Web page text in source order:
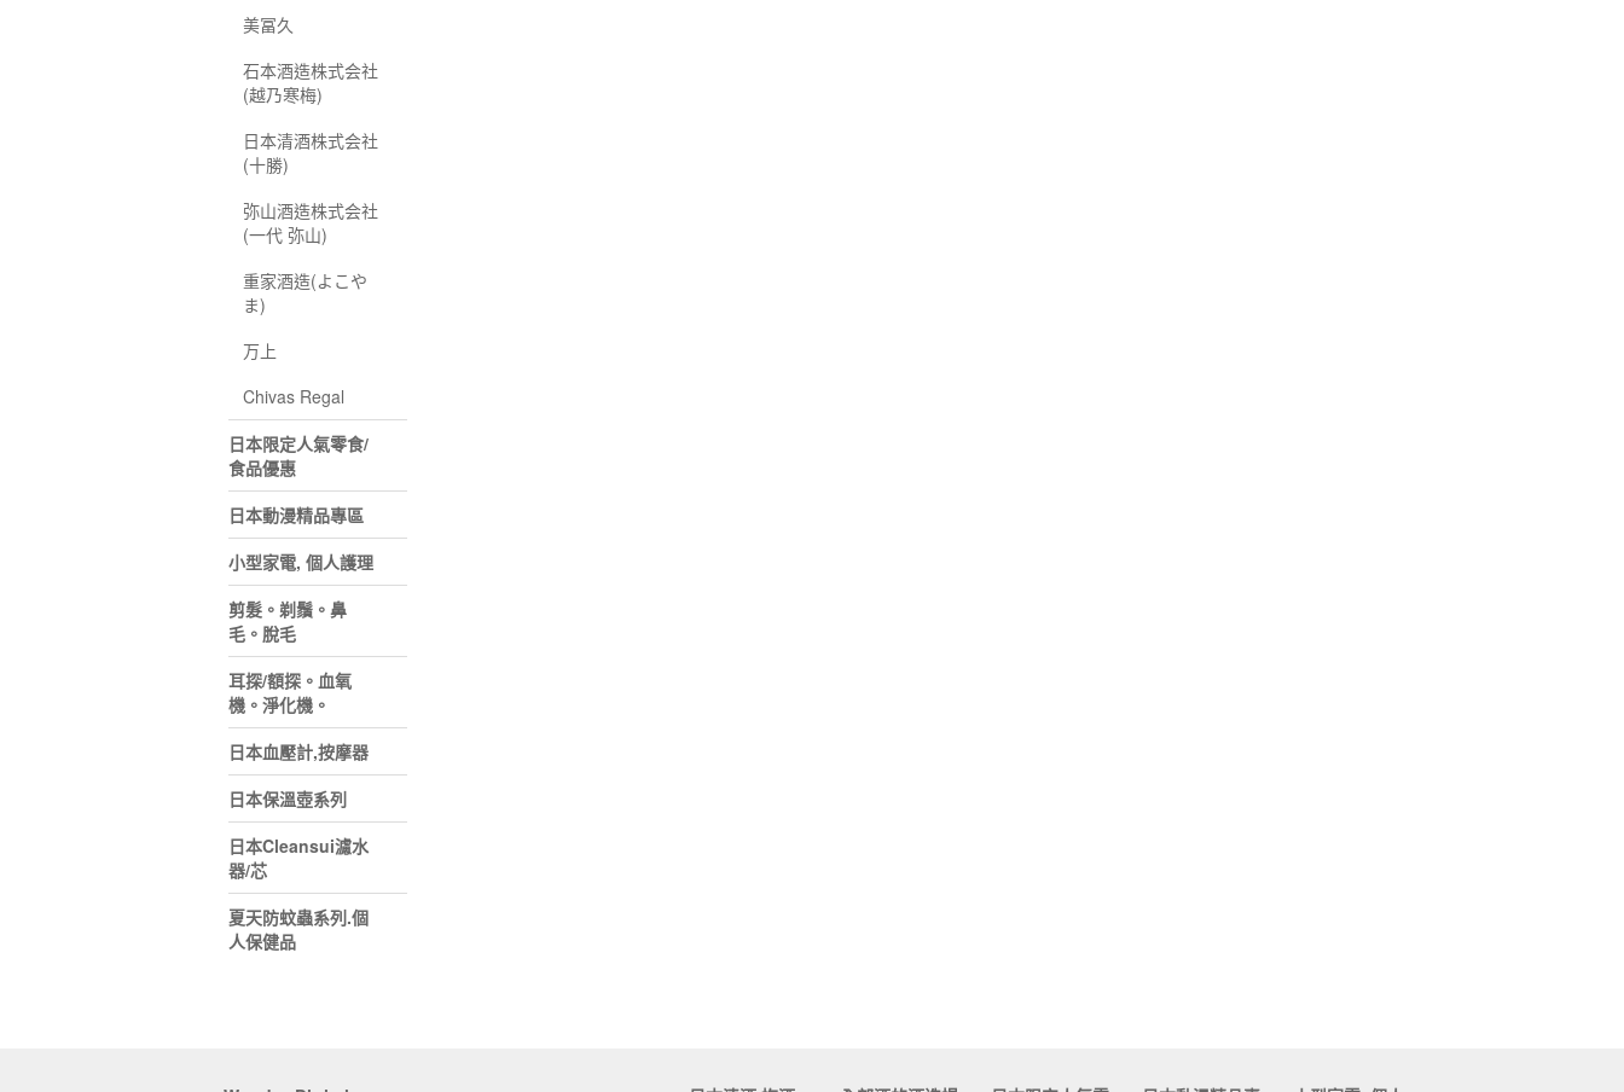
美冨久
石本酒造株式会社
(越乃寒梅)
日本清酒株式会社
(十勝)
弥山酒造株式会社
(一代 弥山)
重家酒造(よこや
ま)
万上
Chivas Regal
日本限定人氣零食/
食品優惠
日本動漫精品專區
小型家電, 個人護理
剪髮。剃鬚。鼻
毛。脫毛
耳探/額探。血氧
機。淨化機。
日本血壓計,按摩器
日本保溫壺系列
日本Cleansui濾水
器/芯
夏天防蚊蟲系列.個
人保健品